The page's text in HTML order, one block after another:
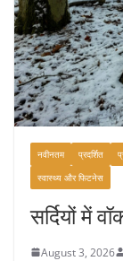
नवीनतम प्रदर्शित
स्वास्थ्य और फिटनेस
सर्दियों में
August 3, 2026